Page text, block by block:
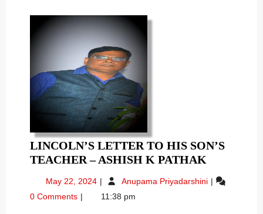
LINCOLN’S LETTER TO HIS SON’S
TEACHER – ASHISH K PATHAK
TO
May 22, 2024 May
2024
Anupama Priyadarshini Lincoln’s
0 Comments 11:38 pm